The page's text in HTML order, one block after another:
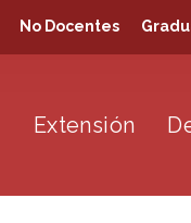
No Docentes
Extensión